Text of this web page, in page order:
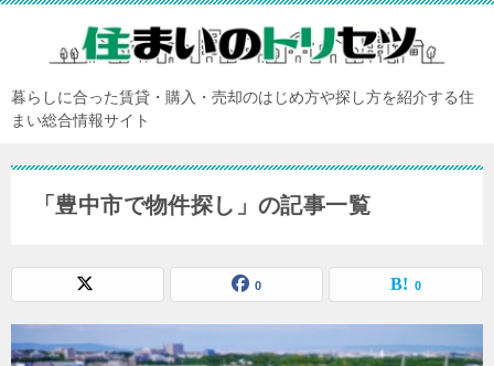
暮らしに合った賃貸・購入・売却のはじめ方や探し方を紹介する住
まい総合情報サイト
「豊中市で物件探し」の記事一覧
0 0